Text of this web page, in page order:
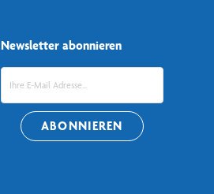
Newsletter abonnieren